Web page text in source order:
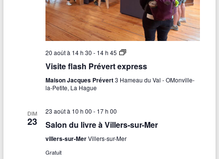
l
t
e
s
)
g
e
p
o
s
a
l
20 août à 14 h 30 - 14 h 45
V
s
t
s
h
P
Visite flash Prévert express
Maison Jacques Prévert3 Hameau du Val - OMonville-
la-Petite, La Hague
DIM
23
23 août à 10 h 00 - 17 h 00
Salon du livre à Villers-sur-Mer
villers-sur-MerVillers-sur-Mer
Gratuit